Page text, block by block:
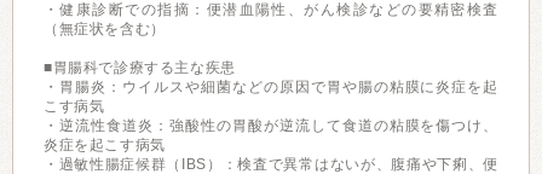
・健康診断での指摘：便潜血陽性、がん検診などの要精密検査
（無症状を含む）
■胃腸科で診療する主な疾患
・胃腸炎：ウイルスや細菌などの原因で胃や腸の粘膜に炎症を起
こす病気
・逆流性食道炎：強酸性の胃酸が逆流して食道の粘膜を傷つけ、
炎症を起こす病気
・過敏性腸症候群（IBS）：検査で異常はないが、腹痛や下痢、便